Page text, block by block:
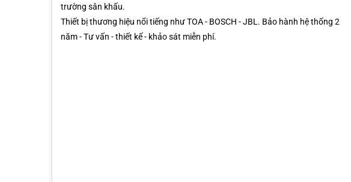
trường sân khấu.
Thiết bị thương hiệu nổi tiếng như TOA - BOSCH - JBL. Bảo hành hệ thống 2
năm - Tư vấn - thiết kế - khảo sát miễn phí.